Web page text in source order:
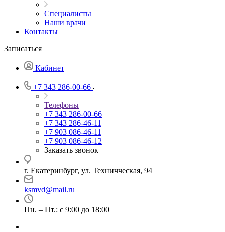
Специалисты
Наши врачи
Контакты
Записаться
Кабинет
+7 343 286-00-66
Телефоны
+7 343 286-00-66
+7 343 286-46-11
+7 903 086-46-11
+7 903 086-46-12
Заказать звонок
г. Екатеринбург, ул. Техничческая, 94
ksmvd@mail.ru
Пн. – Пт.: с 9:00 до 18:00